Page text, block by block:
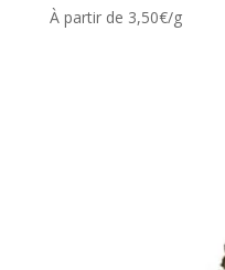
À partir de 3,50€/g